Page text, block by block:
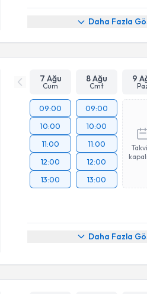
Daha Fazla
Online Görüşme
7 Ağu
Cum
8 Ağu
Cmt
9
09:00
10:00
11:00
12:00
13:00
09:00
10:00
11:00
12:00
13:00
Daha Fazla